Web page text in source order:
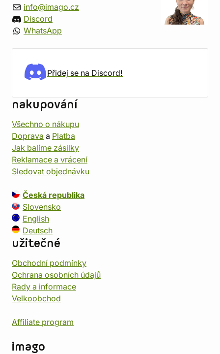
info@imago.cz
Discord
WhatsApp
Přidej se na Discord!
nakupování
Všechno o nákupu
Doprava a Platba
Jak balíme zásilky
Reklamace a vrácení
Sledovat objednávku
Česká republika
Slovensko
English
Deutsch
užitečné
Obchodní podmínky
Ochrana osobních údajů
Rady a informace
Velkoobchod
Affiliate program
imago